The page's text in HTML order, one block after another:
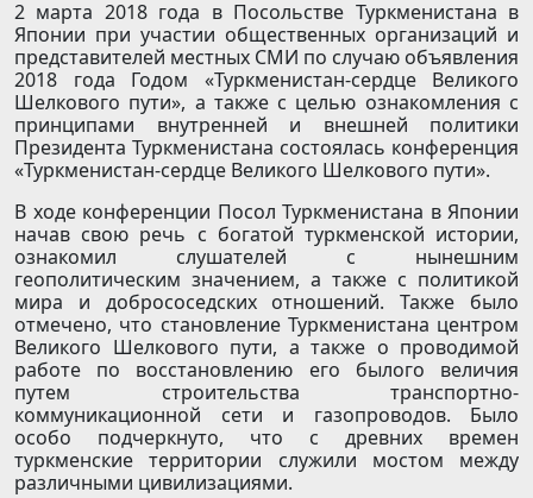
2 марта 2018 года в Посольстве Туркменистана в
Японии при участии общественных организаций и
представителей местных СМИ по случаю объявления
2018 года Годом «Туркменистан-сердце Великого
Шелкового пути», а также с целью ознакомления с
принципами внутренней и внешней политики
Президента Туркменистана состоялась конференция
«Туркменистан-сердце Великого Шелкового пути».
В ходе конференции Посол Туркменистана в Японии
начав свою речь с богатой туркменской истории,
ознакомил слушателей с нынешним
геополитическим значением, а также с политикой
мира и добрососедских отношений. Также было
отмечено, что становление Туркменистана центром
Великого Шелкового пути, а также о проводимой
работе по восстановлению его былого величия
путем строительства транспортно-
коммуникационной сети и газопроводов. Было
особо подчеркнуто, что с древних времен
туркменские территории служили мостом между
различными цивилизациями.